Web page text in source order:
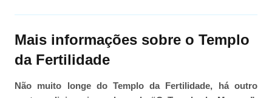
Mais informações sobre o Templo
da Fertilidade
Não muito longe do Templo da Fertilidade, há outro